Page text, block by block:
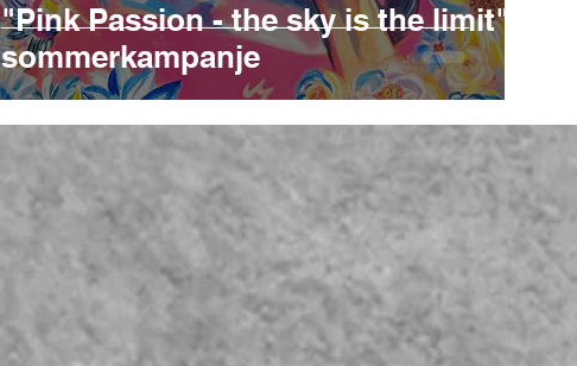
"Pink Passion - the sky is the limit"
sommerkampanje